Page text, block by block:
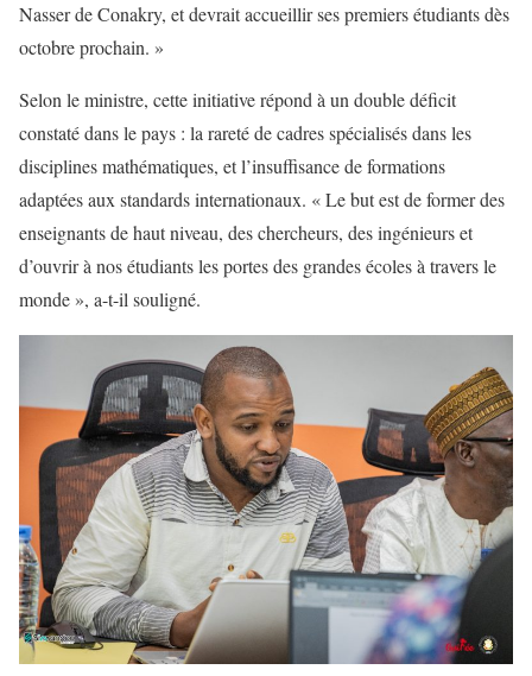
Nasser de Conakry, et devrait accueillir ses premiers étudiants dès
octobre prochain. »
Selon le ministre, cette initiative répond à un double déficit
constaté dans le pays : la rareté de cadres spécialisés dans les
disciplines mathématiques, et l’insuffisance de formations
adaptées aux standards internationaux. « Le but est de former des
enseignants de haut niveau, des chercheurs, des ingénieurs et
d’ouvrir à nos étudiants les portes des grandes écoles à travers le
monde », a-t-il souligné.